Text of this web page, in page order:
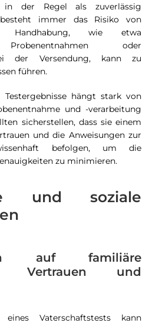
in der Regel als zuverlässig
immer das Risiko von
Handhabung, wie etwa
Probenentnahmen oder
der Versendung, kann zu
führen.
hängt stark von
und -verarbeitung
sicherstellen, dass sie einem
und die Anweisungen zur
befolgen, um die
zu minimieren.
und soziale
auf familiäre
Vertrauen und
Vaterschaftstests kann